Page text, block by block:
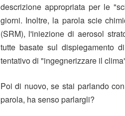
descrizione appropriata per le
giorni. Inoltre, la parola scie
(SRM), l'iniezione di aerosol
tutte basate sul dispiegamento
tentativo di "ingegnerizzare il
Poi di nuovo, se stai parlando
parola, ha senso parlargli?